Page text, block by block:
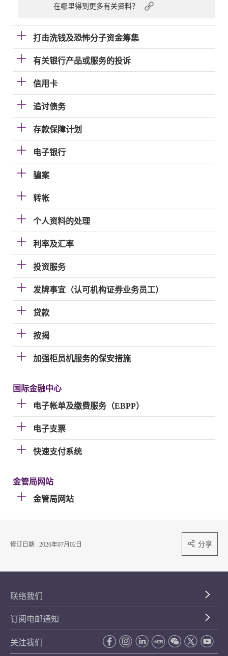
在哪里得到更多有关资料？
打击洗钱及恐怖分子资金筹集
有关银行产品或服务的投诉
信用卡
追讨债务
存款保障计划
电子银行
骗案
转帐
个人资料的处理
利率及汇率
投资服务
发牌事宜（认可机构证券业务员工）
贷款
按揭
加强柜员机服务的保安措施
国际金融中心
电子帐单及缴费服务（EBPP）
电子支票
快速支付系统
金管局网站
金管局网站
修订日期 : 2026年07月02日 分享
联络我们
订阅电邮通知
关注我们